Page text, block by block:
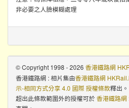
非必要之人臉模糊處理
© Copyright 1998 - 2026 香港鐵路網
香港鐵路網 : 相片集由香港鐵路網
示-相同方式分享 4.0 國際 授權條款釋出。
超出此條款範圍外的授權可於香港鐵路網